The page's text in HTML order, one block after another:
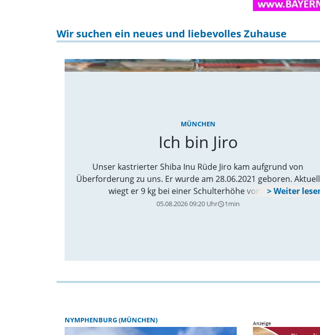
Wir suchen ein neues und liebevolles Zuhause
MÜNCHEN
Ich bin Jiro
Unser kastrierter Shiba Inu Rüde Jiro kam aufgrund von
Überforderung zu uns. Er wurde am 28.06.2021 geboren. Aktuell
wiegt er 9 kg bei einer Schulterhöhe von 40 cm.
05.08.2026 09:20 Uhrquery_builder1min
NYMPHENBURG (MÜNCHEN)